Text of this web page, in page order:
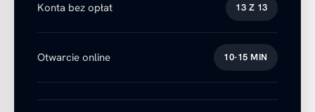
Konta bez opłat 13 Z 13
Otwarcie online 10-15 MIN